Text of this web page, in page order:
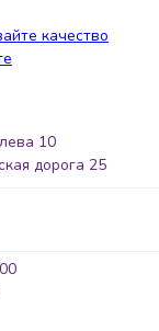
10
дорога 25